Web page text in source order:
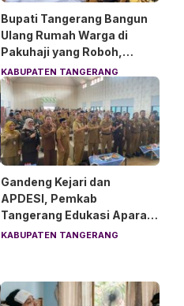
Bupati Tangerang Bangun
Ulang Rumah Warga di
Pakuhaji yang Roboh,
Pemilik Menangis Haru
KABUPATEN TANGERANG
Gandeng Kejari dan
APDESI, Pemkab
Tangerang Edukasi Aparat
Desa Soal Hukum
KABUPATEN TANGERANG